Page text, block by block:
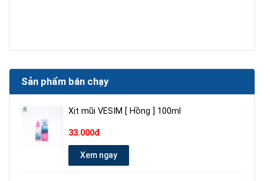
Sản phẩm bán chạy
Xịt mũi VESIM [ Hồng ] 100ml
33.000đ
Xem ngay